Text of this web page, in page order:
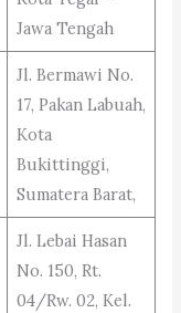
Jawa Tengah
Jl. Bermawi No.
17, Pakan Labuah,
Kota
Bukittinggi,
Sumatera Barat,
Jl. Lebai Hasan
No. 150, Rt.
04/Rw. 02, Kel.